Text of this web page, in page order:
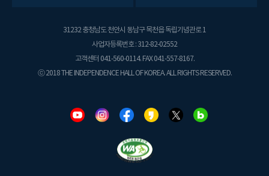
31232 충청남도 천안시 동남구 목천읍 독립기념관로 1
사업자등록번호 : 312-82-02552
고객센터 041-560-0114. FAX 041-557-8167.
ⓒ 2018 THE INDEPENDENCE HALL OF KOREA. ALL RIGHTS RESERVED.